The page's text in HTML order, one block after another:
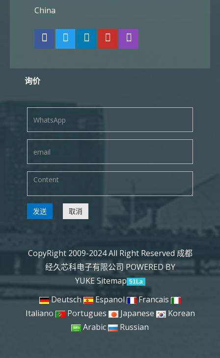
China
询价
发送 取消
CopyRight 2009-2024 All Right Reserved 成都
经久芯科电子有限公司POWERED BY
YUKESitemap 51La
Deutsch Espanol
Francais
Italiano
Portugues Japanese
Korean
Arabic
Russian